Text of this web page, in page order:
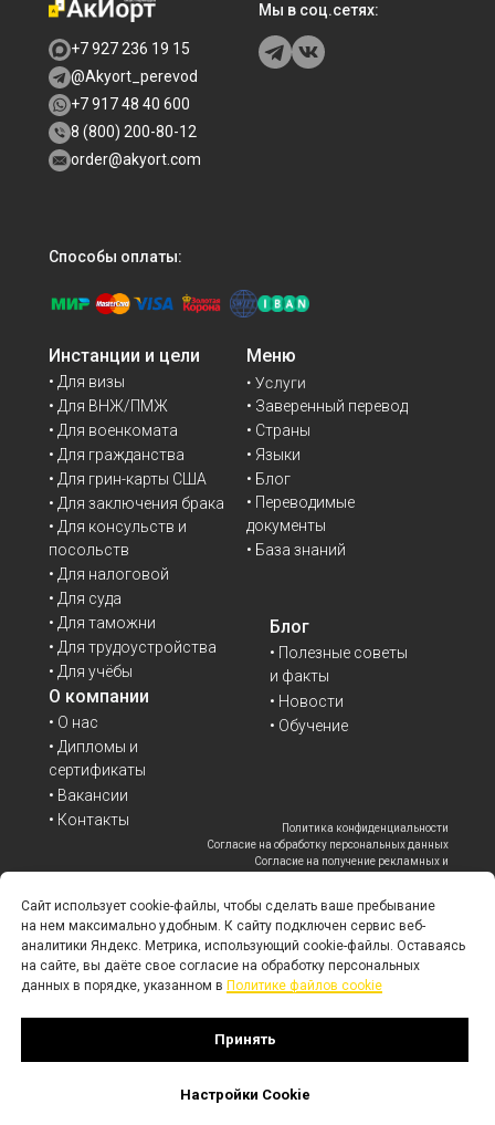
Блог
• Полезные советы
и факты
• Новости
• Обучение
Инстанции и цели
• Для визы
• Для ВНЖ/ПМЖ
• Для военкомата
• Для гражданства
• Для грин-карты США
• Для заключения брака
• Для консульств и
посольств
• Для налоговой
• Для суда
• Для таможни
• Для трудоустройства
• Для учёбы
Меню
• Услуги
• Заверенный перевод
• Страны
• Языки
• Блог
• Переводимые
документы
• База знаний
О компании
• О нас
• Дипломы и
сертификаты
• Вакансии
• Контакты
Политика конфиденциальности
Согласие на обработку персональных данных
Согласие на получение рекламных и
*Корпорация Meta (владелец WhatsApp,
Facebook, Instagram) признана экстремистской
организацией в РФ, её деятельность запрещена.
Copyright © 2010 - 2026 АК ЙОРТ бюро переводов
Мы в соц.сетях:
+7 927 236 19 15
@Akyort_perevod
+7 917 48 40 600
8 (800) 200-80-12
order@akyort.com
Способы оплаты:
ИП Ризаева Лалэ Мамедгасановна (Бюро переводов «Ак Йорт»)
Действующие номера телефонов: +7 917 48 40 600, +7 800 200 80 12
Сайт использует cookie-файлы, чтобы сделать ваше пребывание
на нем максимально удобным. К cайту подключен сервис веб-
аналитики Яндекс. Метрика, использующий cookie-файлы. Оставаясь
на сайте, вы даёте свое согласие на обработку персональных
данных в порядке, указанном в Политике файлов cookie
Принять
Настройки Cookie